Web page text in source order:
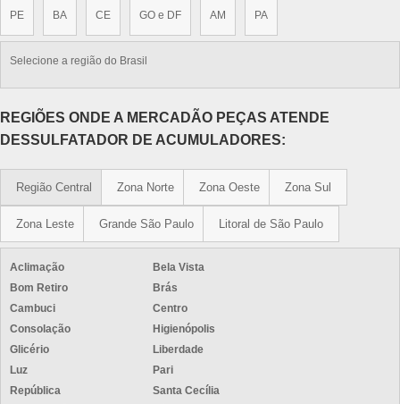
PE BA CE GO e DF AM PA
Selecione a região do Brasil
REGIÕES ONDE A MERCADÃO PEÇAS ATENDE
DESSULFATADOR DE ACUMULADORES:
Região Central Zona Norte Zona Oeste Zona Sul
Zona Leste Grande São Paulo Litoral de São Paulo
Aclimação
Bela Vista
Bom Retiro
Brás
Cambuci
Centro
Consolação
Higienópolis
Glicério
Liberdade
Luz
Pari
República
Santa Cecília